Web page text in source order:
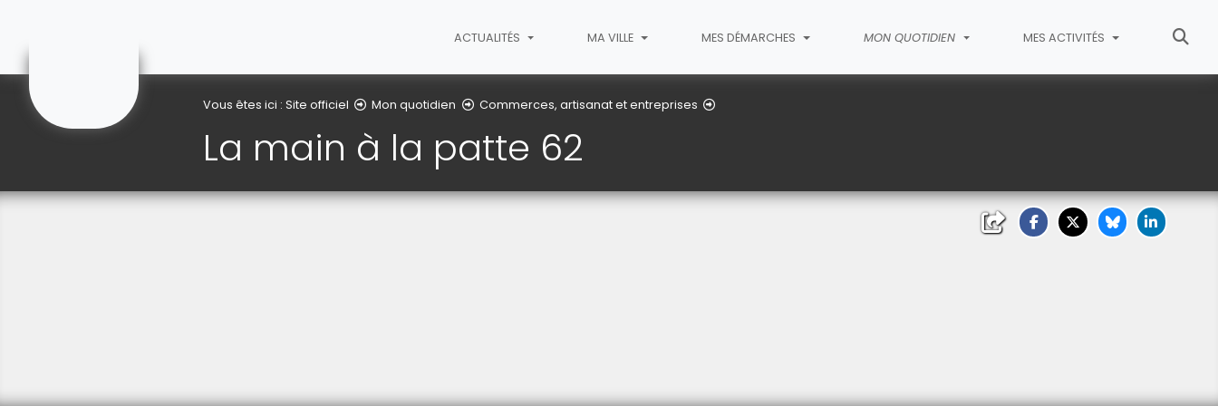
ACTUALITÉS MA VILLE MES DÉMARCHES MON QUOTIDIEN MES ACTIVITÉS
Vous êtes ici : Site officiel Mon quotidien Commerces, artisanat et entreprises
La main à la patte 62